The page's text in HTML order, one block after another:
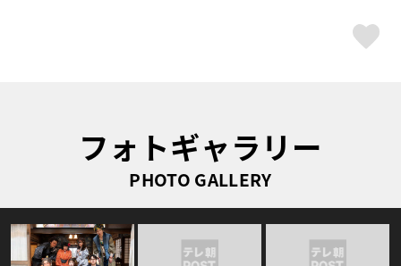
フォトギャラリー
PHOTO GALLERY